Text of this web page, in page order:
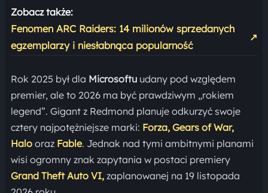
Zobacz także:
Fenomen ARC Raiders: 14 milionów sprzedanych
egzemplarzy i niesłabnąca popularność
↗
Rok 2025 był dla Microsoftuudany pod względem
premier, ale to 2026 ma być prawdziwym „rokiem
legend”. Gigant z Redmond planuje odkurzyć swoje
cztery najpotężniejsze marki: Forza, Gears of War,
Halo oraz Fable. Jednak nad tymi ambitnymi planami
wisi ogromny znak zapytania w postaci premiery
Grand Theft Auto VI,zaplanowanej na 19 listopada